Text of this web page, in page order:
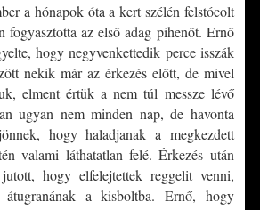
a hónapok óta a kert szélén felstócolt
fogyasztotta az első adag pihenőt. Ernő
hogy negyvenkettedik perce isszák
nekik már az érkezés előtt, de mivel
elment értük a nem túl messze lévő
ugyan nem minden nap, de havonta
hogy haladjanak a megkezdett
valami láthatatlan felé. Érkezés után
hogy elfelejtettek reggelit venni,
átugranának a kisboltba. Ernő, hogy